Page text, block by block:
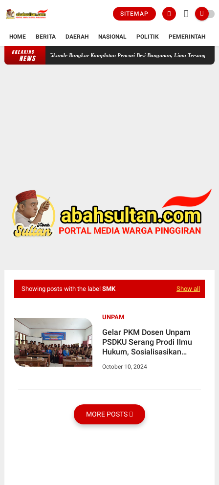
SITEMAP
HOME BERITA DAERAH NASIONAL POLITIK PEMERINTAH
BREAKING
NEWS
Polsek Cikande Bongkar Komplotan Pencuri Besi Bangunan, Lima Tersangka Diamankan
Showing posts with the label SMK Show all
UNPAM
Gelar PKM Dosen Unpam
PSDKU Serang Prodi Ilmu
Hukum, Sosialisasikan
Berbasis Proyek Kepada
October 10, 2024
MORE POSTS